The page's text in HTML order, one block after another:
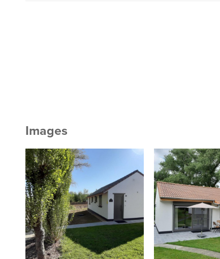
Images